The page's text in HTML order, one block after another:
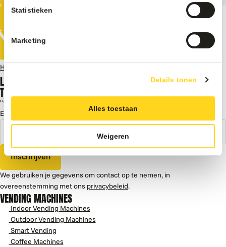
Statistieken
Marketing
Details tonen
Alles toestaan
Weigeren
Home
LAAT JE INSPIREREN DOOR KENNIS,
TIPS EN TRUCS, CASES EN MEER
"*
E-mailadres
Inschrijven
We gebruiken je gegevens om contact op te nemen, in
overeenstemming met ons privacybeleid.
VENDING MACHINES
Indoor Vending Machines
Outdoor Vending Machines
Smart Vending
Coffee Machines